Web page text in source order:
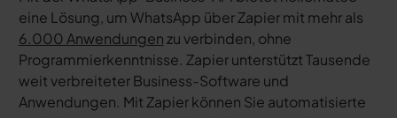
eine Lösung, um WhatsApp über Zapier mit mehr als
6.000 Anwendungenzu verbinden, ohne
Programmierkenntnisse. Zapier unterstützt Tausende
weit verbreiteter Business-Software und
Anwendungen. Mit Zapier können Sie automatisierte